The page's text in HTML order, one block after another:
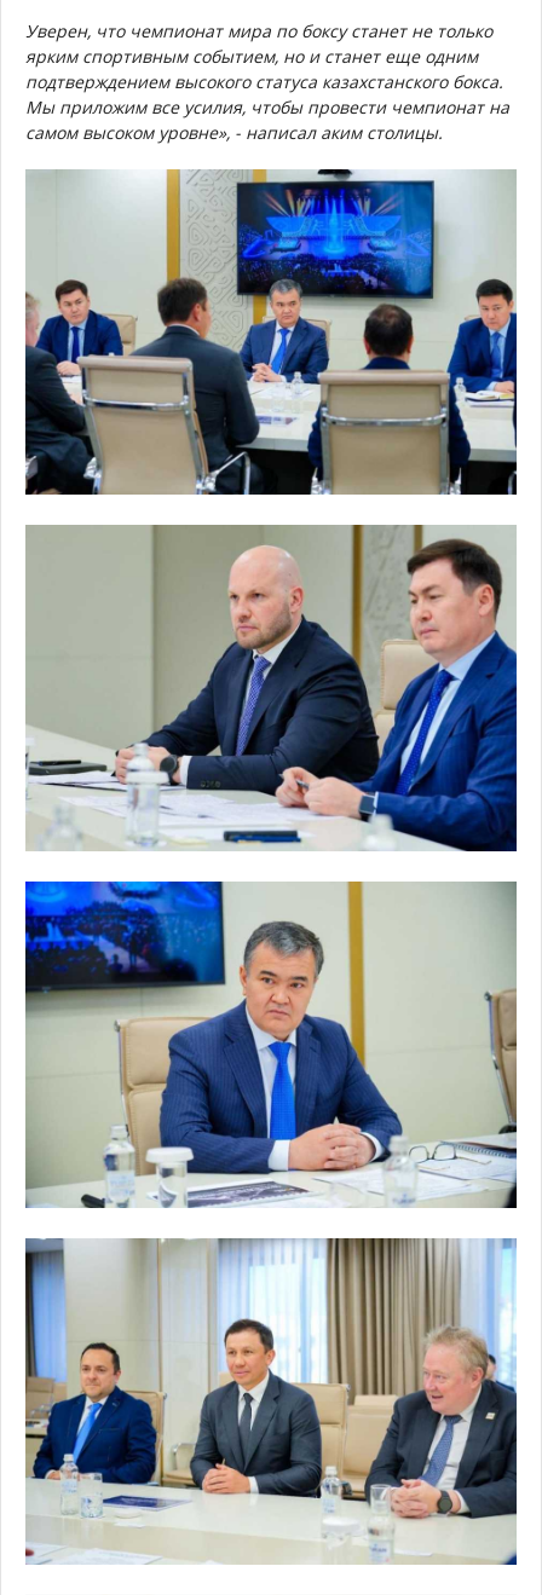
Уверен, что чемпионат мира по боксу станет не только
ярким спортивным событием, но и станет еще одним
подтверждением высокого статуса казахстанского бокса.
Мы приложим все усилия, чтобы провести чемпионат на
самом высоком уровне», - написал аким столицы.